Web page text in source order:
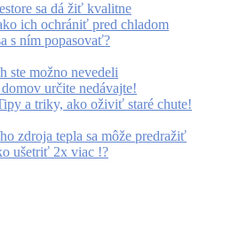
sa dá žiť kvalitne
ich ochrániť pred chladom
s ním popasovať?
ste možno nevedeli
určite nedávajte!
a triky, ako oživiť staré chute!
zdroja tepla sa môže predražiť
ušetriť 2x viac !?